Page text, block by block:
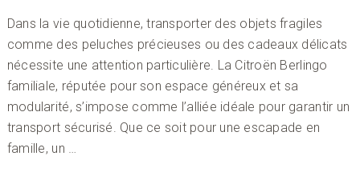
Dans la vie quotidienne, transporter des objets fragiles
comme des peluches précieuses ou des cadeaux délicats
nécessite une attention particulière. La Citroën Berlingo
familiale, réputée pour son espace généreux et sa
modularité, s’impose comme l’alliée idéale pour garantir un
transport sécurisé. Que ce soit pour une escapade en
famille, un …